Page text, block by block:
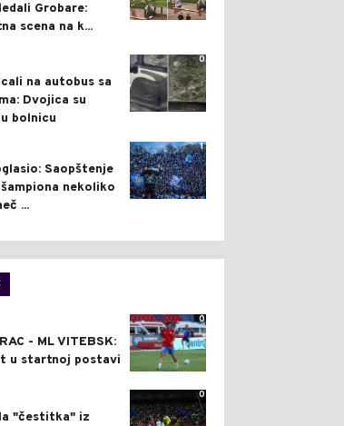
Grobare:
scena na k...
0
na autobus sa
Dvojica su
bolnicu
1
Saopštenje
nekoliko
...
0
- ML VITEBSK:
u startnoj postavi
0
"čestitka" iz